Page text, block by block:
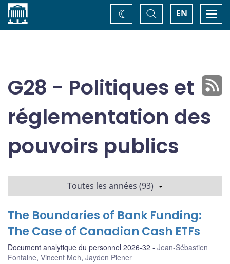
Accueil EN
Basculer
la
recherche
Changez
de
G28 - Politiques et
réglementation des
pouvoirs publics
Toutes les années (93)
The Boundaries of Bank Funding:
The Case of Canadian Cash ETFs
Document analytique du personnel 2026-32
Jean-Sébastien
Fontaine, Vincent Meh, Jayden Plener